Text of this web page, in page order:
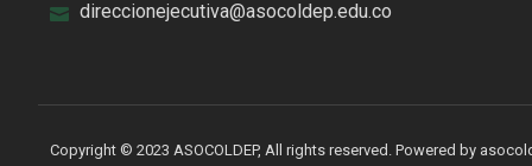
direccionejecutiva@asocoldep.edu.co
Copyright © 2023 ASOCOLDEP, All rights reserved. Powered by